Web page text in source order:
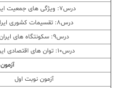
درس7: ویژگی های جمعیت ایران
درس8: تقسیمات کشوری ایران
درس9: سکونتگاه های ایران
درس10: توان های اقتصادی ایران
آزمون
آزمون نوبت اول